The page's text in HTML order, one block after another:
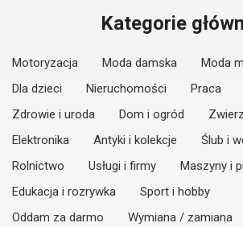
Kategorie
Motoryzacja Moda damska
Moda
Dla dzieci
Nieruchomości
Praca
Zdrowie i uroda
Dom i ogród
Elektronika
Antyki i kolekcje
Ślub i
Rolnictwo
Usługi i firmy
Maszyny i
Edukacja i rozrywka
Sport i hobby
Oddam za darmo
Wymiana / zamiana